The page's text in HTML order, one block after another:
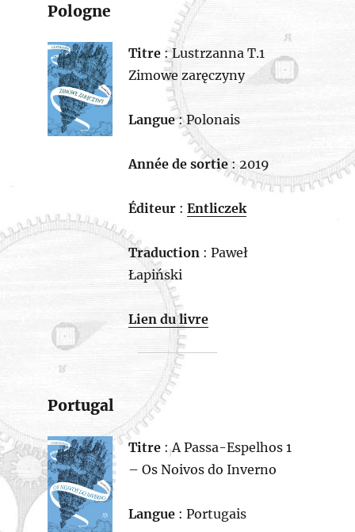
Pologne
Titre: Lustrzanna T.1
Zimowe zaręczyny
Langue: Polonais
Année de sortie: 2019
Éditeur: Entliczek
Traduction : Paweł
Łapiński
Lien du livre
Portugal
Titre: A Passa-Espelhos 1
– Os Noivos do Inverno
Langue: Portugais